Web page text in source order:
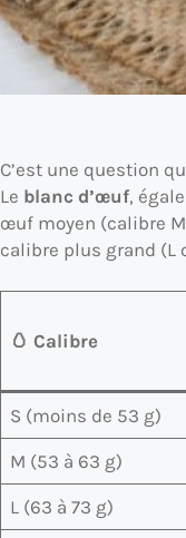
C’est une question
Le blanc d’œuf,
œuf moyen (calibre
calibre plus grand (L
🥚 Calibre
S (moins de 53 g)
M (53 à 63 g)
L (63 à 73 g)